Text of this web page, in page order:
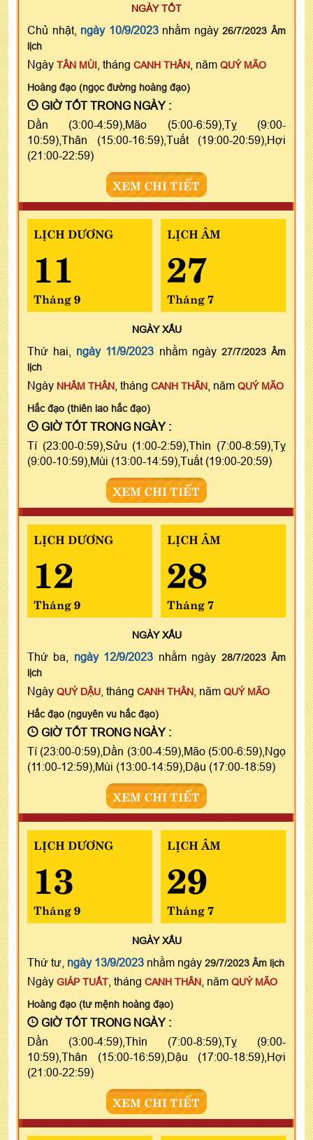
NGÀY TỐT
Chủ nhật, ngày 10/9/2023nhằm ngày26/7/2023 Âm
lịch
Ngày TÂN MÙI , tháng CANH THÂN , năm QUÝ MÃO
Hoàng đạo (ngọc đường hoàng đạo)
GIỜ TỐT TRONG NGÀY :
Dần (3:00-4:59),Mão (5:00-6:59),Tỵ (9:00-
10:59),Thân (15:00-16:59),Tuất (19:00-20:59),Hợi
(21:00-22:59)
XEM CHI TIẾT
LỊCH DƯƠNG
11
Tháng 9
LỊCH ÂM
27
Tháng 7
NGÀYXẤU
Thứ hai, ngày 11/9/2023 nhằm ngày 27/7/2023 Âm
lịch
Ngày NHÂM THÂN , tháng CANH THÂN , năm QUÝ MÃO
Hắc đạo (thiên lao hắc đạo)
GIỜ TỐT TRONG NGÀY :
Tí (23:00-0:59),Sửu (1:00-2:59),Thìn (7:00-8:59),Tỵ
(9:00-10:59),Mùi (13:00-14:59),Tuất (19:00-20:59)
XEM CHI TIẾT
LỊCH DƯƠNG
12
Tháng 9
LỊCH ÂM
28
Tháng 7
NGÀYXẤU
Thứ ba, ngày 12/9/2023 nhằm ngày 28/7/2023 Âm
lịch
Ngày QUÝ DẬU , tháng CANH THÂN , năm QUÝ MÃO
Hắc đạo (nguyên vu hắc đạo)
GIỜ TỐT TRONG NGÀY :
Tí (23:00-0:59),Dần (3:00-4:59),Mão (5:00-6:59),Ngọ
(11:00-12:59),Mùi (13:00-14:59),Dậu (17:00-18:59)
XEM CHI TIẾT
LỊCH DƯƠNG
13
Tháng 9
LỊCH ÂM
29
Tháng 7
NGÀYXẤU
Thứ tư, ngày 13/9/2023 nhằm ngày 29/7/2023 Âm lịch
Ngày GIÁP TUẤT , tháng CANH THÂN , năm QUÝ MÃO
Hoàng đạo (tư mệnh hoàng đạo)
GIỜ TỐT TRONG NGÀY :
Dần (3:00-4:59),Thìn (7:00-8:59),Tỵ (9:00-
10:59),Thân (15:00-16:59),Dậu (17:00-18:59),Hợi
(21:00-22:59)
XEM CHI TIẾT